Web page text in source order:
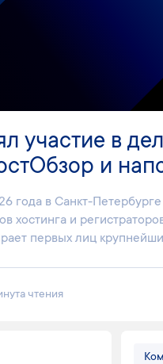
участие в
и
года в Санкт-
хостинга и
первых лиц
чтения